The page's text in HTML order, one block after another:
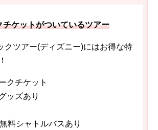
チケットがついているツアー
クツアー(ディズニー)にはお得な特
クチケット
ッズあり
料シャトルバスあり